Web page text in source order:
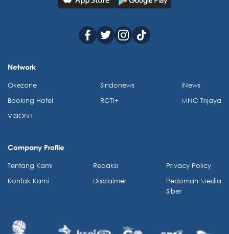
Network
Okezone
Booking Hotel
VISION+
Sindonews
RCTI+
iNews
MNC Trijaya
Company Profile
Tentang Kami
Kontak Kami
Redaksi
Disclaimer
Privacy Policy
Pedoman Media
Siber